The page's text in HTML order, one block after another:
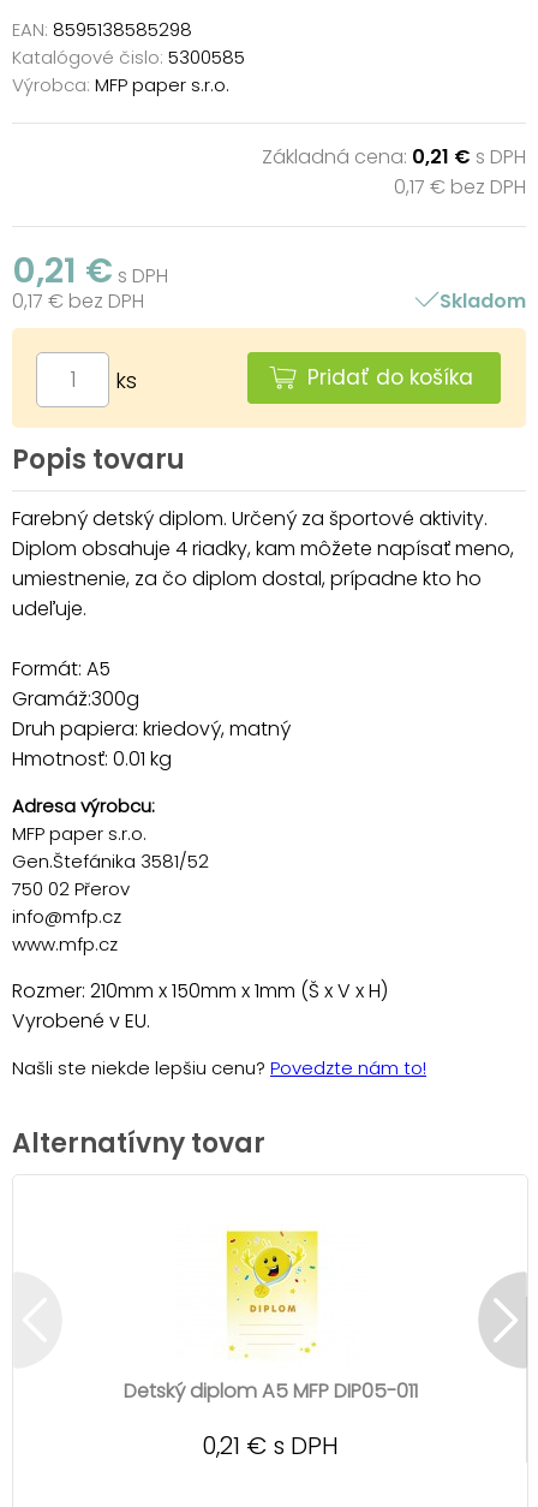
EAN: 8595138585298
Katalógové čislo: 5300585
Výrobca: MFP paper s.r.o.
Základná cena: 0,21 € s DPH
0,17 € bez DPH
0,21 € s DPH
0,17 € bez DPH
Skladom
ks Pridať do košíka
Popis tovaru
Farebný detský diplom. Určený za športové aktivity.
Diplom obsahuje 4 riadky, kam môžete napísať meno,
umiestnenie, za čo diplom dostal, prípadne kto ho
udeľuje.
Formát: A5
Gramáž:300g
Druh papiera: kriedový, matný
Hmotnosť: 0.01 kg
Adresa výrobcu:
MFP paper s.r.o.
Gen.Štefánika 3581/52
750 02 Přerov
info@mfp.cz
www.mfp.cz
Rozmer: 210mm x 150mm x 1mm (Š x V x H)
Vyrobené v EU.
Našli ste niekde lepšiu cenu? Povedzte nám to!
Alternatívny tovar
Detský diplom A5 MFP DIP05-011
0,21 € s DPH